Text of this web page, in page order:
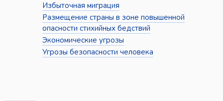
Избыточная миграция
Размещение страны в зоне повышенной
опасности стихийных бедствий
Экономические угрозы
Угрозы безопасности человека